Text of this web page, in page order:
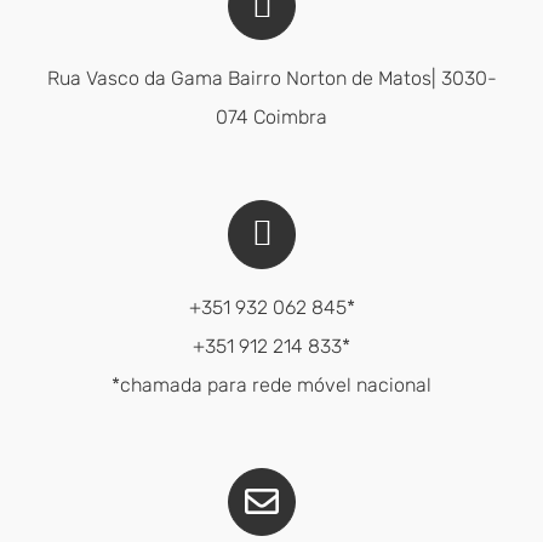
Rua Vasco da Gama Bairro Norton de Matos| 3030-
074 Coimbra
+351 932 062 845*
+351 912 214 833*
*chamada para rede móvel nacional